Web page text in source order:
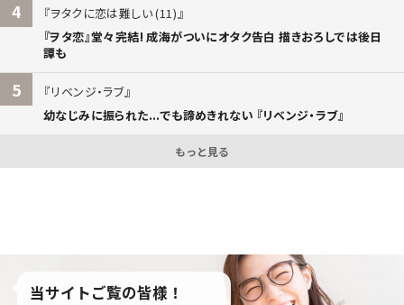
4
ヲタクに恋は難しい (11)
『ヲタ恋』堂々完結! 成海がついにオタク告白 描きおろしでは後日
譚も
5
リベンジ・ラブ
幼なじみに振られた...でも諦めきれない 『リベンジ・ラブ』
もっと見る
当サイトご覧の皆様！